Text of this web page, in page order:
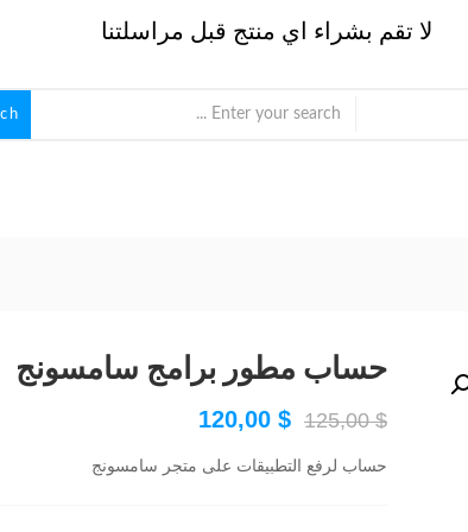
حساب مطور برامج سامسونج
125,00$
120,00 $
حساب لرفع التطبيقات على متجر سامسونج
لا تقم بشراء اي منتج قبل مراسلتنا